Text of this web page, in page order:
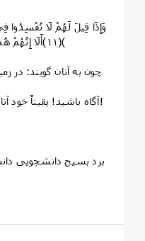
﴿١١﴾أَلَا إِنَّهُمْ هُمُ الْمُفْسِدُونَ وَلَكِنْ لَا يَشْعُرُونَ ﴿١٢﴾
آگاه باشید! یقیناً خود آنان فسادگرند، ولی درک نمی کنند!